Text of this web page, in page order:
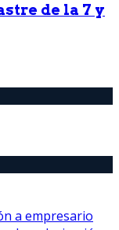
de la 7 y